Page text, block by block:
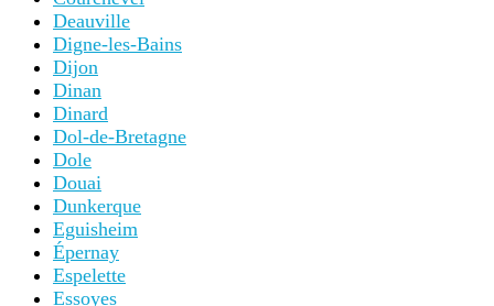
Deauville
Digne-les-Bains
Dijon
Dinan
Dinard
Dol-de-Bretagne
Dole
Douai
Dunkerque
Eguisheim
Épernay
Espelette
Essoyes